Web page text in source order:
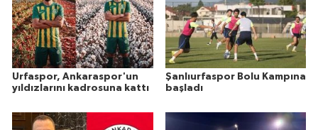
Urfaspor, Ankaraspor'un
yıldızlarını kadrosuna kattı
Şanlıurfaspor Bolu Kampına
başladı